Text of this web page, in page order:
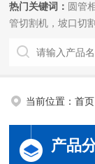
热门关键词： 圆管
管切割机，坡口切
当前位置：首页
产品